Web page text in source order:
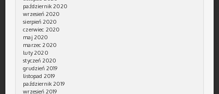
październik 2020
wrzesień 2020
sierpień 2020
czerwiec 2020
maj 2020
marzec 2020
luty 2020
styczeń 2020
grudzień 2019
listopad 2019
październik 2019
wrzesień 2019